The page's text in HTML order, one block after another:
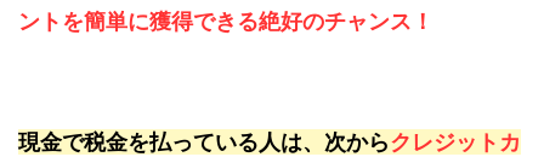
ントを簡単に獲得できる絶好のチャンス！
現金で税金を払っている人は、次からクレジットカ